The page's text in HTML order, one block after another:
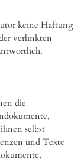
keine Haftung
verlinkten
die
selbst
und Texte